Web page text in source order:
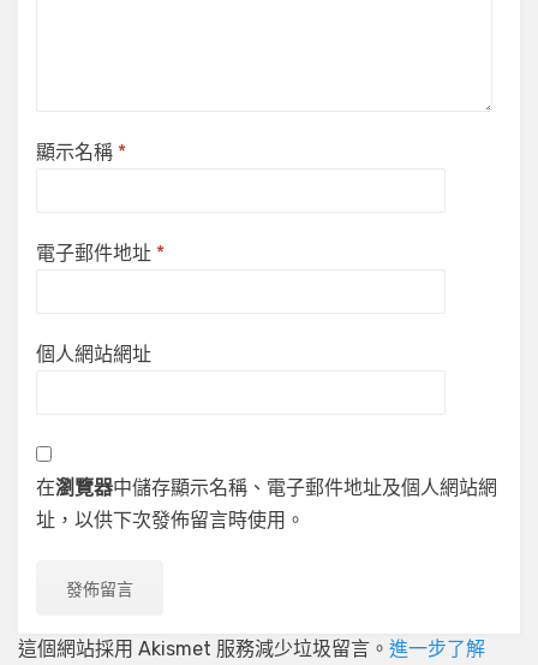
顯示名稱 *
電子郵件地址 *
個人網站網址
在瀏覽器中儲存顯示名稱、電子郵件地址及個人網站網
址，以供下次發佈留言時使用。
這個網站採用 Akismet 服務減少垃圾留言。 進一步了解